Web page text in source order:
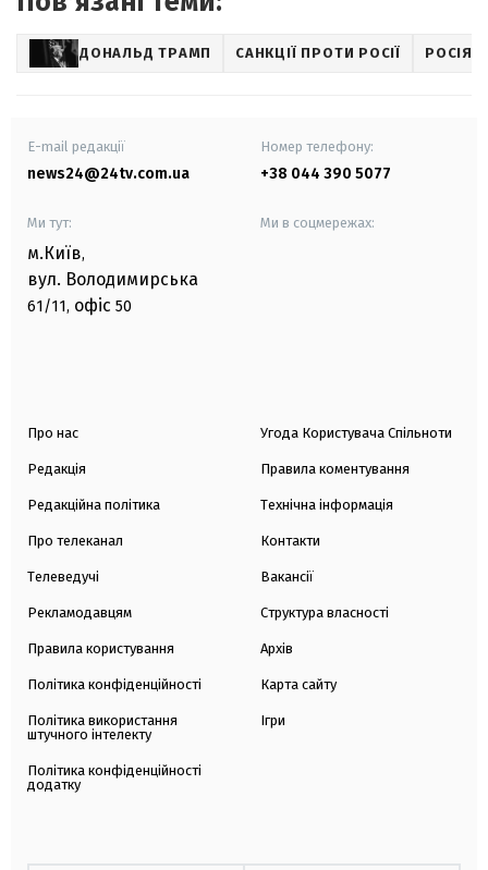
ДОНАЛЬД ТРАМП САНКЦІЇ ПРОТИ РОСІЇ РОСІЯ
E-mail редакції
news24@24tv.com.ua
Номер телефону:
+38 044 390 5077
Ми тут:
м.Київ,
вул. Володимирська
61/11, офіс 50
Ми в соцмережах:
Про нас
Редакція
Редакційна політика
Про телеканал
Телеведучі
Рекламодавцям
Правила користування
Політика конфіденційності
Політика використання
штучного інтелекту
Політика конфіденційності
додатку
Угода Користувача Спільноти
Правила коментування
Технічна інформація
Контакти
Вакансії
Структура власності
Архів
Карта сайту
Ігри